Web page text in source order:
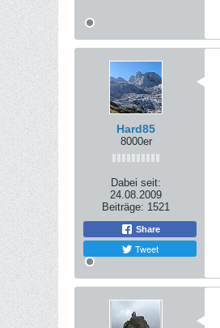
Hard85
8000er
Dabei seit:
24.08.2009
Beiträge: 1521
Share
Tweet